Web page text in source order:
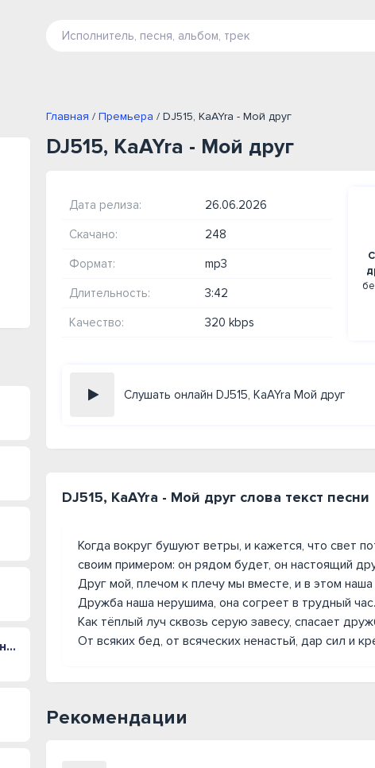
Школа танцев Соломона Пляра (Одесская музыкальная комедия)
Главная / Премьера / DJ515, KaAYra - Мой друг
DJ515, KaAYra - Мой друг
Дата релиза: 26.06.2026
Скачано: 248
Формат: mp3
Длительность: 3:42
Качество: 320 kbps
Слушать онлайн DJ515, KaAYra Мой друг
DJ515, KaAYra - Мой друг слова текст песни
Когда вокруг бушуют ветры, и кажется, что свет
своим примером: он рядом будет, он настоящий
Друг мой, плечом к плечу мы вместе, и в этом наша
Дружба наша нерушима, она согреет в трудный час.
Как тёплый луч сквозь серую завесу, спасает
От всяких бед, от всяческих ненастьй, дар сил и
Рекомендации